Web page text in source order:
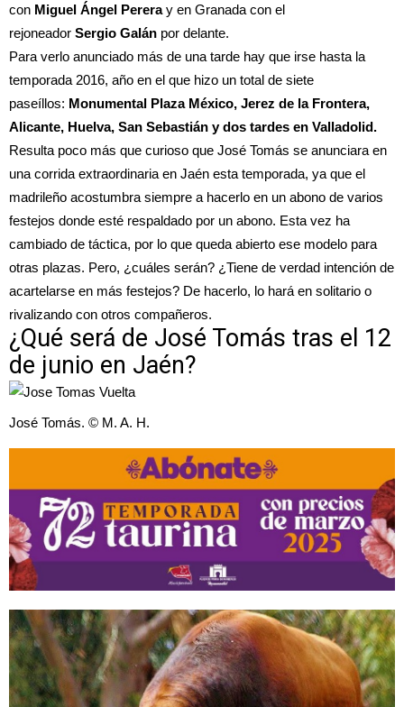
con Miguel Ángel Pereray en Granada con el
rejoneador Sergio Galán por delante.
Para verlo anunciado más de una tarde hay que irse hasta la
temporada 2016, año en el que hizo un total de siete
paseíllos: Monumental Plaza México, Jerez de la Frontera,
Alicante, Huelva, San Sebastián y dos tardes en Valladolid.
Resulta poco más que curioso que José Tomás se anunciara en
una corrida extraordinaria en Jaén esta temporada, ya que el
madrileño acostumbra siempre a hacerlo en un abono de varios
festejos donde esté respaldado por un abono. Esta vez ha
cambiado de táctica, por lo que queda abierto ese modelo para
otras plazas. Pero, ¿cuáles serán? ¿Tiene de verdad intención de
acartelarse en más festejos? De hacerlo, lo hará en solitario o
rivalizando con otros compañeros.
¿Qué será de José Tomás tras el 12
de junio en Jaén?
José Tomás. © M. A. H.